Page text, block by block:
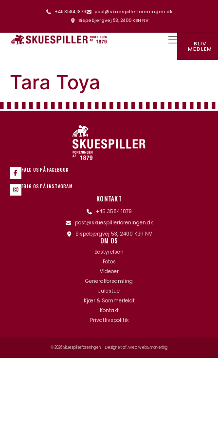
+45 3584 1879
post@skuespillerforeningen.dk
Bispebjergvej 53, 2400 KBH NV
BLIV
MEDLEM
Tara Toya
FØLG OS PÅ FACEBOOK
FØLG OS PÅ INSTAGRAM
KONTAKT
+45 3584 1879
post@skuespillerforeningen.dk
Bispebjergvej 53, 2400 KBH NV
OM OS
Bestyrelsen
Fotos
Videoer
Generalforsamling
Julestue
Kjær & Sommerfeldt
Kontakt
Privatlivspolitik
© 2026 Skuespillerforeningen – Designet afAveo web&marketing